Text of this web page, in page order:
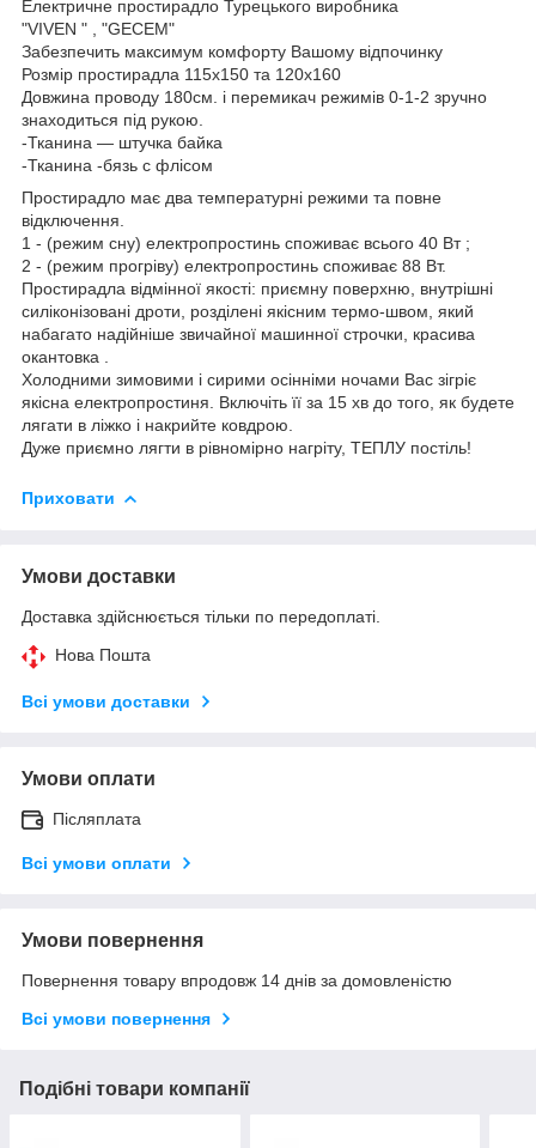
Електричне простирадло Турецького виробника
"VIVEN " , "GECEM"
Забезпечить максимум комфорту Вашому відпочинку
Розмір простирадла 115х150 та 120х160
Довжина проводу 180см. і перемикач режимів 0-1-2 зручно
знаходиться під рукою.
-Тканина — штучка байка
-Тканина -бязь с флісом
Простирадло має два температурні режими та повне
відключення.
1 - (режим сну) електропростинь споживає всього 40 Вт ;
2 - (режим прогріву) електропростинь споживає 88 Вт.
Простирадла відмінної якості: приємну поверхню, внутрішні
силіконізовані дроти, розділені якісним термо-швом, який
набагато надійніше звичайної машинної строчки, красива
окантовка .
Холодними зимовими і сирими осінніми ночами Вас зігріє
якісна електропростиня. Включіть її за 15 хв до того, як будете
лягати в ліжко і накрийте ковдрою.
Дуже приємно лягти в рівномірно нагріту, ТЕПЛУ постіль!
Приховати
Умови доставки
Доставка здійснюється тільки по передоплаті.
Нова Пошта
Всі умови доставки
Умови оплати
Післяплата
Всі умови оплати
Умови повернення
Повернення товару впродовж 14 днів за домовленістю
Всі умови повернення
Подібні товари компанії